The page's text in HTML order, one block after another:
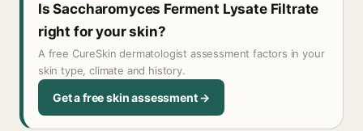
Is Saccharomyces Ferment Lysate Filtrate
right for your skin?
A free CureSkin dermatologist assessment factors in your
skin type, climate and history.
Get a free skin assessment →